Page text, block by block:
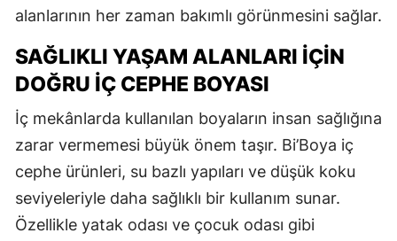
alanlarının her zaman bakımlı görünmesini sağlar.
SAĞLIKLI YAŞAM ALANLARI İÇIN
DOĞRU İÇ CEPHE BOYASI
İç mekânlarda kullanılan boyaların insan sağlığına
zarar vermemesi büyük önem taşır. Bi’Boya iç
cephe ürünleri, su bazlı yapıları ve düşük koku
seviyeleriyle daha sağlıklı bir kullanım sunar.
Özellikle yatak odası ve çocuk odası gibi